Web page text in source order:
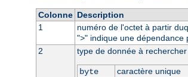
Colonne Description
1
numéro de l'octet à partir
">" indique une dépendance
2
type de donnée à rechercher
byte
caractère unique